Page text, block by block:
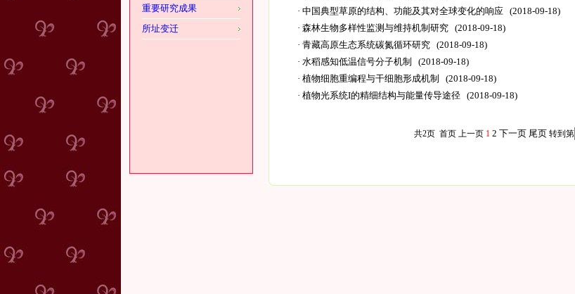
重要研究成果
所址变迁
· 中国典型草原的结构、功能及其对全球变化的响应 (2018-09-18)
· 森林生物多样性监测与维持机制研究 (2018-09-18)
· 青藏高原生态系统碳氮循环研究 (2018-09-18)
· 水稻感知低温信号分子机制
(2018-09-18)
· 植物细胞重编程与干细胞形成机制
(2018-09-18)
· 植物光系统I的精细结构与能量传导途径 (2018-09-18)
共2页 首页 上一页 1 2 下一页 尾页 转到第